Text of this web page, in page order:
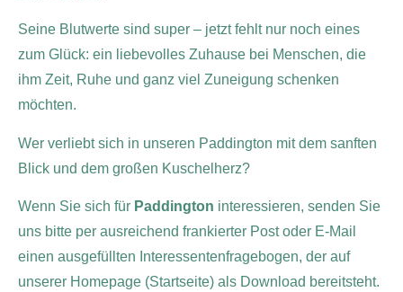
Seine Blutwerte sind super – jetzt fehlt nur noch eines
zum Glück: ein liebevolles Zuhause bei Menschen, die
ihm Zeit, Ruhe und ganz viel Zuneigung schenken
möchten.
Wer verliebt sich in unseren Paddington mit dem sanften
Blick und dem großen Kuschelherz?
Wenn Sie sich für Paddington interessieren, senden Sie
uns bitte per ausreichend frankierter Post oder E-Mail
einen ausgefüllten Interessentenfragebogen, der auf
unserer Homepage (Startseite) als Download bereitsteht.